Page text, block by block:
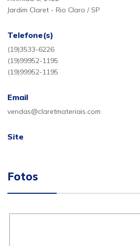
Jardim Claret - Rio Claro / SP
Telefone(s)
(19)3533-6226
(19)99952-1195
(19)99952-1195
Email
vendas@claretmateriais.com
Site
Fotos